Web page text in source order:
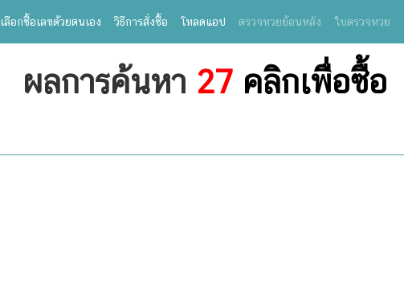
เลือกซื้อเลขด้วยตนเอง วิธีการสั่งซื้อ โหลดแอป ตรวจหวยย้อนหลัง ใบตรวจหวย
ผลการค้นหา 27 คลิกเพื่อซื้อ